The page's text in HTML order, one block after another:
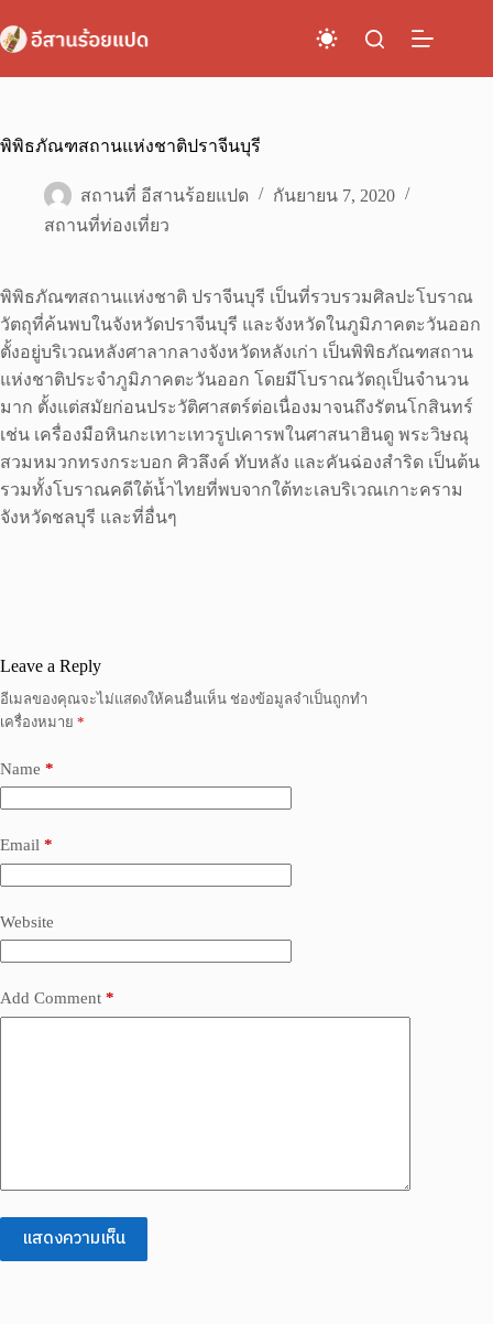
to
content
พิพิธภัณฑสถานแห่งชาติปราจีนบุรี
สถานที่ อีสานร้อยแปด
กันยายน 7, 2020
สถานที่ท่องเที่ยว
พิพิธภัณฑสถานแห่งชาติ ปราจีนบุรี เป็นที่รวบรวมศิลปะโบราณ
วัตถุที่ค้นพบในจังหวัดปราจีนบุรี และจังหวัดในภูมิภาคตะวันออก
ตั้งอยู่บริเวณหลังศาลากลางจังหวัดหลังเก่า เป็นพิพิธภัณฑสถาน
แห่งชาติประจำภูมิภาคตะวันออก โดยมีโบราณวัตถุเป็นจำนวน
มาก ตั้งแต่สมัยก่อนประวัติศาสตร์ต่อเนื่องมาจนถึงรัตนโกสินทร์
เช่น เครื่องมือหินกะเทาะเทวรูปเคารพในศาสนาฮินดู พระวิษณุ
สวมหมวกทรงกระบอก ศิวลึงค์ ทับหลัง และคันฉ่องสำริด เป็นต้น
รวมทั้งโบราณคดีใต้น้ำไทยที่พบจากใต้ทะเลบริเวณเกาะคราม
จังหวัดชลบุรี และที่อื่นๆ
Leave a Reply
อีเมลของคุณจะไม่แสดงให้คนอื่นเห็น ช่องข้อมูลจำเป็นถูกทำ
เครื่องหมาย *
Name *
Email *
Website
Add Comment *
แสดงความเห็น